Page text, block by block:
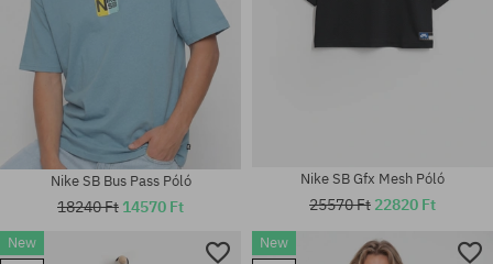
Nike SB Bus Pass Póló
18240 Ft 14570 Ft
Nike SB Gfx Mesh Póló
25570 Ft 22820 Ft
New
New